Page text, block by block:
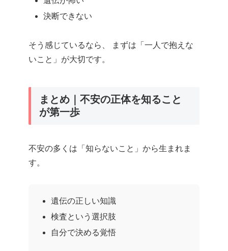
決断できない
そう感じているなら、 まずは「一人で抱えな
いこと」が大切です。
まとめ｜不安の正体を知ること
が第一歩
不安の多くは「知らないこと」から生まれま
す。
遺伝の正しい知識
検査という選択肢
自分で決める覚悟